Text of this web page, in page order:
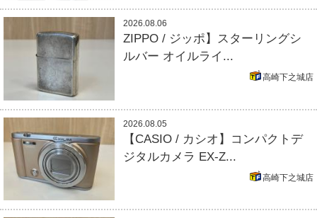
2026.08.06
ZIPPO / ジッポ】スターリングシ
ルバー オイルライ...
高崎下之城店
2026.08.05
【CASIO / カシオ】コンパクトデ
ジタルカメラ EX-Z...
高崎下之城店